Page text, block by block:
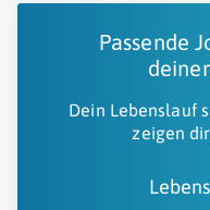
Passende
Dein Lebenslauf
zeigen